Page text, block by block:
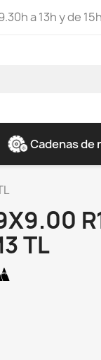
a 13h y de
Cadenas de
TL